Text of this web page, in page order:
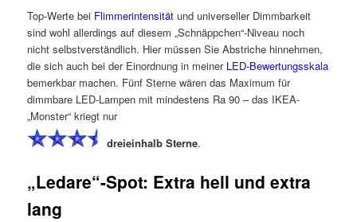
Top-Werte bei Flimmerintensität und universeller Dimmbarkeit
sind wohl allerdings auf diesem „Schnäppchen“-Niveau noch
nicht selbstverständlich. Hier müssen Sie Abstriche hinnehmen,
die sich auch bei der Einordnung in meiner LED-Bewertungsskala
bemerkbar machen. Fünf Sterne wären das Maximum für
dimmbare LED-Lampen mit mindestens Ra 90 – das IKEA-
„Monster“ kriegt nur
dreieinhalb Sterne.
„Ledare“-Spot: Extra hell und extra
lang